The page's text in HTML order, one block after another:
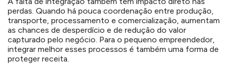
perdas. Quando há pouca coordenação entre produção,
transporte, processamento e comercialização, aumentam
as chances de desperdício e de redução do valor
capturado pelo negócio. Para o pequeno empreendedor,
integrar melhor esses processos é também uma forma de
proteger receita.